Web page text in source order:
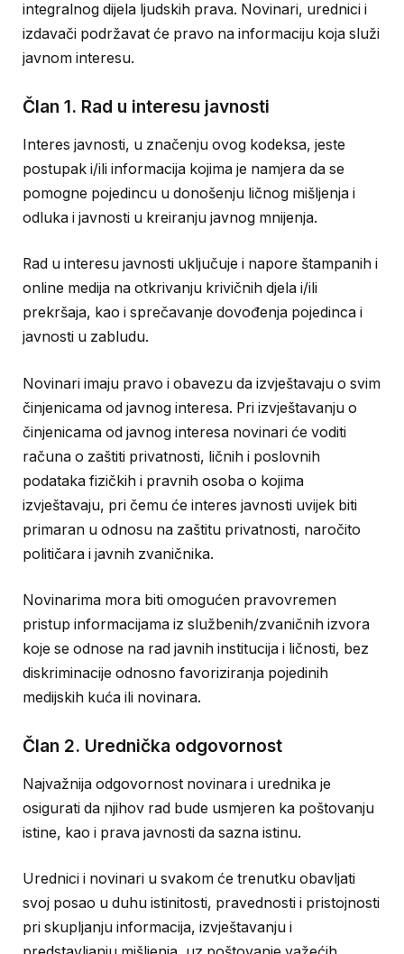
integralnog dijela ljudskih prava. Novinari, urednici i
izdavači podržavat će pravo na informaciju koja služi
javnom interesu.
Član 1. Rad u interesu javnosti
Interes javnosti, u značenju ovog kodeksa, jeste
postupak i/ili informacija kojima je namjera da se
pomogne pojedincu u donošenju ličnog mišljenja i
odluka i javnosti u kreiranju javnog mnijenja.
Rad u interesu javnosti uključuje i napore štampanih i
online medija na otkrivanju krivičnih djela i/ili
prekršaja, kao i sprečavanje dovođenja pojedinca i
javnosti u zabludu.
Novinari imaju pravo i obavezu da izvještavaju o svim
činjenicama od javnog interesa. Pri izvještavanju o
činjenicama od javnog interesa novinari će voditi
računa o zaštiti privatnosti, ličnih i poslovnih
podataka fizičkih i pravnih osoba o kojima
izvještavaju, pri čemu će interes javnosti uvijek biti
primaran u odnosu na zaštitu privatnosti, naročito
političara i javnih zvaničnika.
Novinarima mora biti omogućen pravovremen
pristup informacijama iz službenih/zvaničnih izvora
koje se odnose na rad javnih institucija i ličnosti, bez
diskriminacije odnosno favoriziranja pojedinih
medijskih kuća ili novinara.
Član 2. Urednička odgovornost
Najvažnija odgovornost novinara i urednika je
osigurati da njihov rad bude usmjeren ka poštovanju
istine, kao i prava javnosti da sazna istinu.
Urednici i novinari u svakom će trenutku obavljati
svoj posao u duhu istinitosti, pravednosti i pristojnosti
pri skupljanju informacija, izvještavanju i